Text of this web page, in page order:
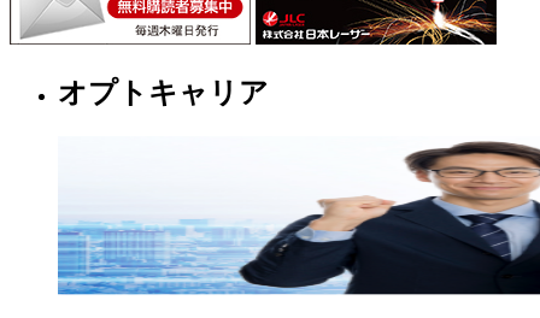
オプトキャリア